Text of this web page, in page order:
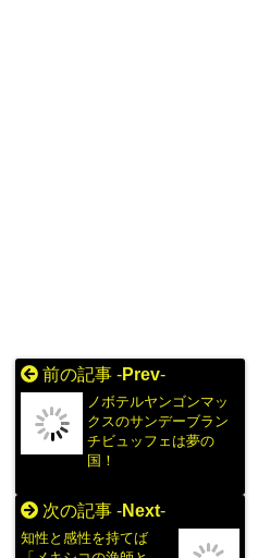
前の記事 -Prev-
ノボテルヤンゴンマッ
クスのサンデーブラン
チビュッフェは夢の
国！
次の記事 -Next-
知性と感性を持てば